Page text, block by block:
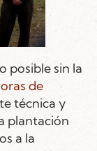
posible sin la
de
técnica y
plantación
a la